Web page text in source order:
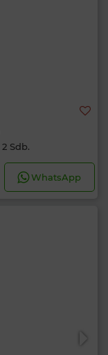
2 Sdb.
WhatsApp